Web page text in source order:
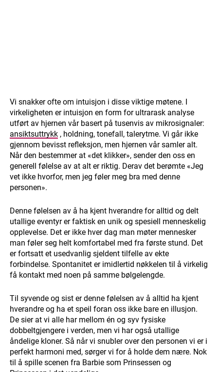
Vi snakker ofte om intuisjon i disse viktige møtene. I
virkeligheten er intuisjon en form for ultrarask analyse
utført av hjernen vår basert på tusenvis av mikrosignaler:
ansiktsuttrykk , holdning, tonefall, talerytme. Vi går ikke
gjennom bevisst refleksjon, men hjernen vår samler alt.
Når den bestemmer at «det klikker», sender den oss en
generell følelse av at alt er riktig. Derav det berømte «Jeg
vet ikke hvorfor, men jeg føler meg bra med denne
personen».
Denne følelsen av å ha kjent hverandre for alltid og delt
utallige eventyr er faktisk en unik og spesiell menneskelig
opplevelse. Det er ikke hver dag man møter mennesker
man føler seg helt komfortabel med fra første stund. Det
er fortsatt et usedvanlig sjeldent tilfelle av ekte
forbindelse. Spontanitet er imidlertid nøkkelen til å virkelig
få kontakt med noen på samme bølgelengde.
Til syvende og sist er denne følelsen av å alltid ha kjent
hverandre og ha et speil foran oss ikke bare en illusjon.
De sier at vi alle har mellom én og syv fysiske
dobbeltgjengere i verden, men vi har også utallige
åndelige kloner. Så når vi snubler over den personen vi er i
perfekt harmoni med, sørger vi for å holde dem nære. Nok
til å spille scenen fra Barbie som Prinsessen og